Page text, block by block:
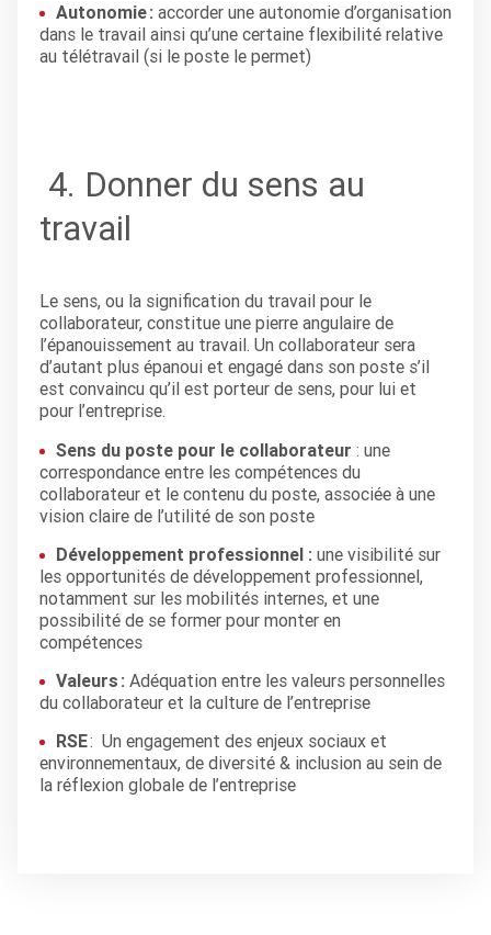
Autonomie : accorder une autonomie d’organisation
dans le travail ainsi qu’une certaine flexibilité relative
au télétravail (si le poste le permet)
4. Donner du sens au
travail
Le sens, ou la signification du travail pour le
collaborateur, constitue une pierre angulaire de
l’épanouissement au travail. Un collaborateur sera
d’autant plus épanoui et engagé dans son poste s’il
est convaincu qu’il est porteur de sens, pour lui et
pour l’entreprise.
Sens du poste pour le collaborateur : une
correspondance entre les compétences du
collaborateur et le contenu du poste, associée à une
vision claire de l’utilité de son poste
Développement professionnel : une visibilité sur
les opportunités de développement professionnel,
notamment sur les mobilités internes, et une
possibilité de se former pour monter en
compétences
Valeurs : Adéquation entre les valeurs personnelles
du collaborateur et la culture de l’entreprise
RSE: Un engagement des enjeux sociaux et
environnementaux, de diversité & inclusion au sein de
la réflexion globale de l’entreprise